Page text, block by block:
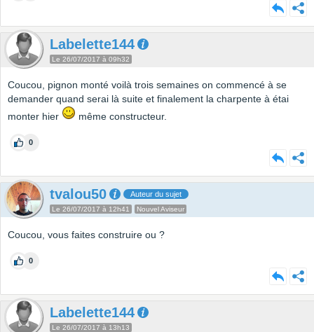
Labelette144
Le 26/07/2017 à 09h32
Coucou, pignon monté voilà trois semaines on commencé à se
demander quand serai là suite et finalement la charpente à étai
monter hier
même constructeur.
0
tvalou50 Auteur du sujet
Le 26/07/2017 à 12h41 Nouvel Aviseur
Coucou, vous faites construire ou ?
0
Labelette144
Le 26/07/2017 à 13h13